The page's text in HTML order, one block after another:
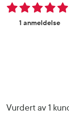
1 anmeldelse
Vurdert av 1